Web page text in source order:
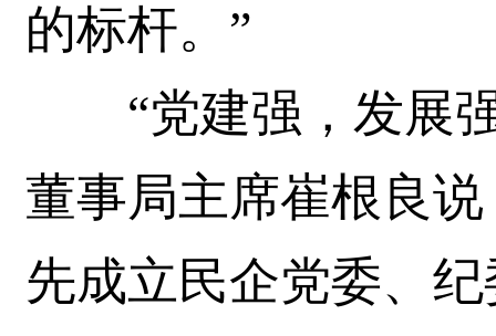
的标杆。”
“党建强，发展强
董事局主席崔根良
先成立民企党委、